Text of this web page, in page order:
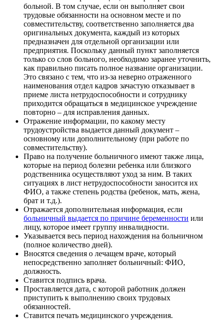
больной. В том случае, если он выполняет свои
трудовые обязанности на основном месте и по
совместительству, соответственно заполняется два
оригинальных документа, каждый из которых
предназначен для отдельной организации или
предприятия. Поскольку данный пункт заполняется
только со слов больного, необходимо заранее уточнить,
как правильно писать полное название организации.
Это связано с тем, что из-за неверно отраженного
наименования отдел кадров зачастую отказывает в
приеме листа нетрудоспособности и сотруднику
приходится обращаться в медицинское учреждение
повторно – для исправления данных.
Отражение информации, по какому месту
трудоустройства выдается данный документ –
основному или дополнительному (при работе по
совместительству).
Право на получение больничного имеют также лица,
которые на период болезни ребенка или близкого
родственника осуществляют уход за ним. В таких
ситуациях в лист нетрудоспособности заносится их
ФИО, а также степень родства (ребенок, мать, жена,
брат и т.д.).
Отражается дополнительная информация, если
больничный выдается по причине беременности или
лицу, которое имеет группу инвалидности.
Указывается весь период нахождения на больничном
(полное количество дней).
Вносятся сведения о лечащем враче, который
непосредственно заполняет больничный: ФИО,
должность.
Ставится подпись врача.
Проставляется дата, с которой работник должен
приступить к выполнению своих трудовых
обязанностей.
Ставится печать медицинского учреждения.